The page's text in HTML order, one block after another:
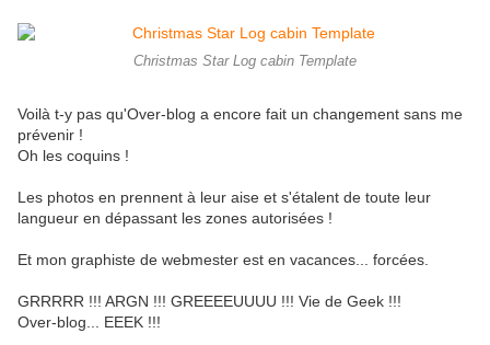
Christmas Star Log cabin Template
Voilà t-y pas qu'Over-blog a encore fait un changement sans me
prévenir !
Oh les coquins !
Les photos en prennent à leur aise et s'étalent de toute leur
langueur en dépassant les zones autorisées !
Et mon graphiste de webmester est en vacances... forcées.
GRRRRR !!! ARGN !!! GREEEEUUUU !!! Vie de Geek !!!
Over-blog... EEEK !!!